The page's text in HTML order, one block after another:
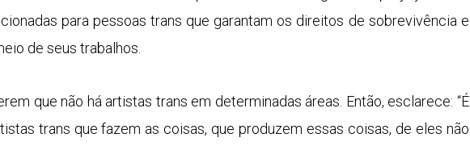
para pessoas trans que garantam os direitos de sobrevivência e
de seus trabalhos.
que não há artistas trans em determinadas áreas. Então, esclarece: “É
trans que fazem as coisas, que produzem essas coisas, de eles não